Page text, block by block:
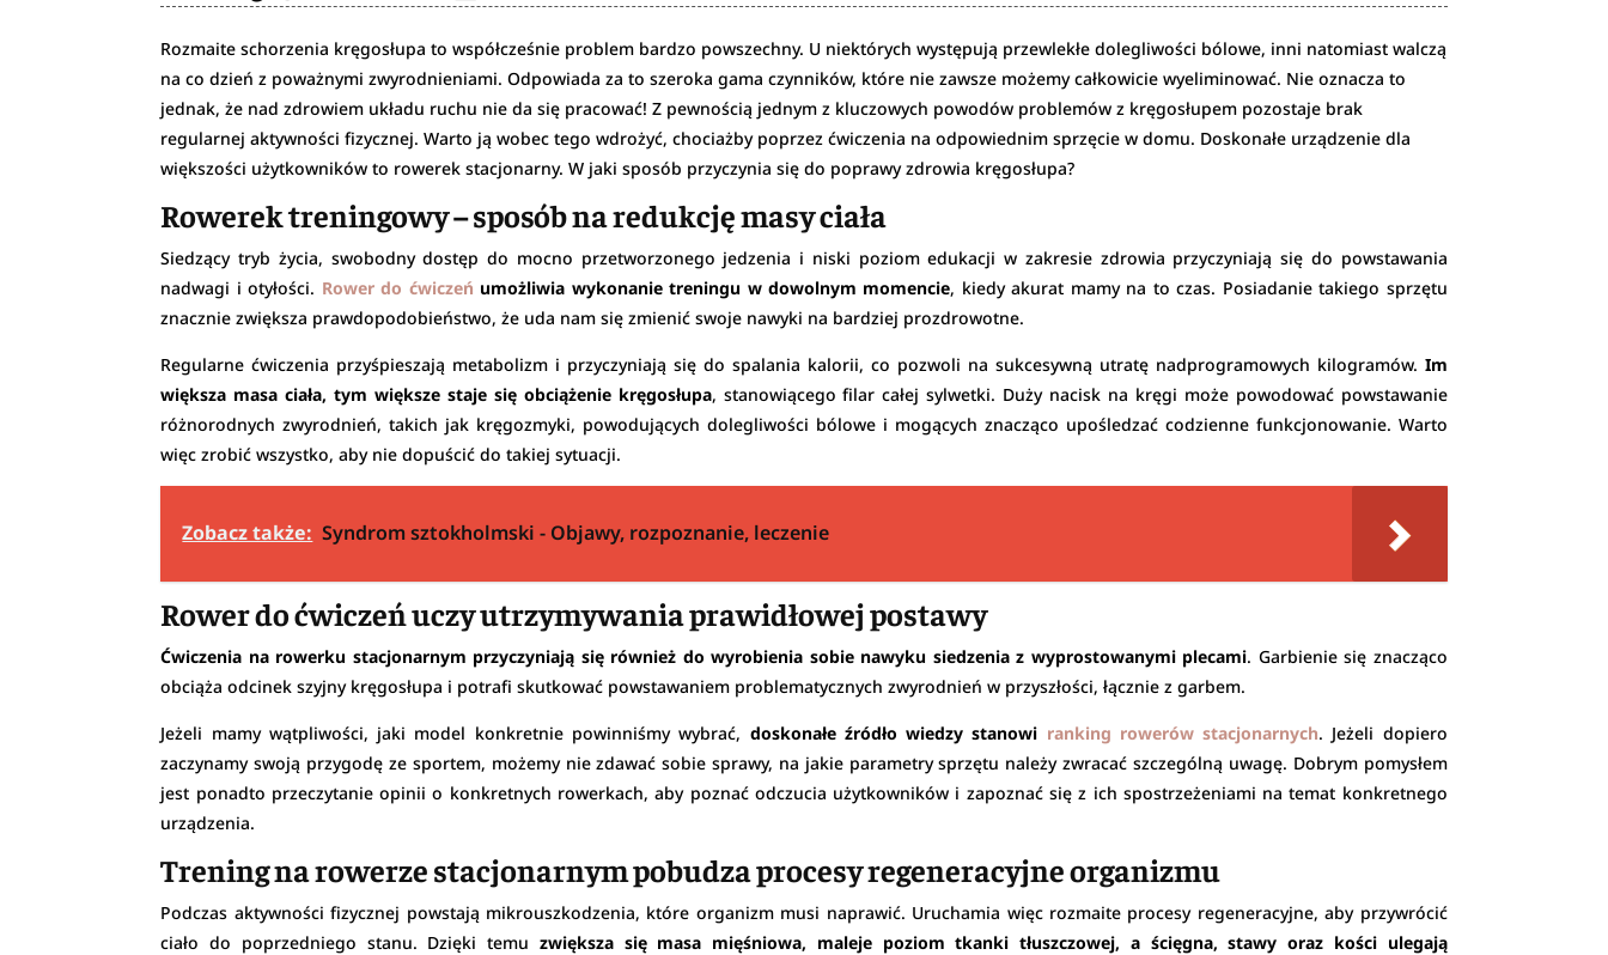
Rozmaite schorzenia kręgosłupa to współcześnie problem bardzo powszechny. U niektórych występują przewlekłe dolegliwości bólowe, inni natomiast walczą
na co dzień z poważnymi zwyrodnieniami. Odpowiada za to szeroka gama czynników, które nie zawsze możemy całkowicie wyeliminować. Nie oznacza to
jednak, że nad zdrowiem układu ruchu nie da się pracować! Z pewnością jednym z kluczowych powodów problemów z kręgosłupem pozostaje brak
regularnej aktywności fizycznej. Warto ją wobec tego wdrożyć, chociażby poprzez ćwiczenia na odpowiednim sprzęcie w domu. Doskonałe urządzenie dla
większości użytkowników to rowerek stacjonarny. W jaki sposób przyczynia się do poprawy zdrowia kręgosłupa?
Rowerek treningowy – sposób na redukcję masy ciała
Siedzący tryb życia, swobodny dostęp do mocno przetworzonego jedzenia i niski poziom edukacji w zakresie zdrowia przyczyniają się do powstawania
nadwagi i otyłości. Rower do ćwiczeń umożliwia wykonanie treningu w dowolnym momencie, kiedy akurat mamy na to czas. Posiadanie takiego sprzętu
znacznie zwiększa prawdopodobieństwo, że uda nam się zmienić swoje nawyki na bardziej prozdrowotne.
Regularne ćwiczenia przyśpieszają metabolizm i przyczyniają się do spalania kalorii, co pozwoli na sukcesywną utratę nadprogramowych kilogramów. Im
większa masa ciała, tym większe staje się obciążenie kręgosłupa, stanowiącego filar całej sylwetki. Duży nacisk na kręgi może powodować powstawanie
różnorodnych zwyrodnień, takich jak kręgozmyki, powodujących dolegliwości bólowe i mogących znacząco upośledzać codzienne funkcjonowanie. Warto
więc zrobić wszystko, aby nie dopuścić do takiej sytuacji.
Zobacz także: Syndrom sztokholmski - Objawy, rozpoznanie, leczenie
Rower do ćwiczeń uczy utrzymywania prawidłowej postawy
Ćwiczenia na rowerku stacjonarnym przyczyniają się również do wyrobienia sobie nawyku siedzenia z wyprostowanymi plecami. Garbienie się znacząco
obciąża odcinek szyjny kręgosłupa i potrafi skutkować powstawaniem problematycznych zwyrodnień w przyszłości, łącznie z garbem.
Jeżeli mamy wątpliwości, jaki model konkretnie powinniśmy wybrać, doskonałe źródło wiedzy stanowi ranking rowerów stacjonarnych. Jeżeli dopiero
zaczynamy swoją przygodę ze sportem, możemy nie zdawać sobie sprawy, na jakie parametry sprzętu należy zwracać szczególną uwagę. Dobrym pomysłem
jest ponadto przeczytanie opinii o konkretnych rowerkach, aby poznać odczucia użytkowników i zapoznać się z ich spostrzeżeniami na temat konkretnego
urządzenia.
Trening na rowerze stacjonarnym pobudza procesy regeneracyjne organizmu
Podczas aktywności fizycznej powstają mikrouszkodzenia, które organizm musi naprawić. Uruchamia więc rozmaite procesy regeneracyjne, aby przywrócić
ciało do poprzedniego stanu. Dzięki temu zwiększa się masa mięśniowa, maleje poziom tkanki tłuszczowej, a ścięgna, stawy oraz kości ulegają